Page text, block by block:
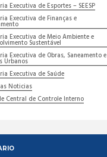
Executiva de Esportes – SEESP
Executiva de Finanças e
Executiva de Meio Ambiente e
Sustentável
Executiva de Obras, Saneamento e
Urbanos
Executiva de Saúde
Noticias
Central de Controle Interno